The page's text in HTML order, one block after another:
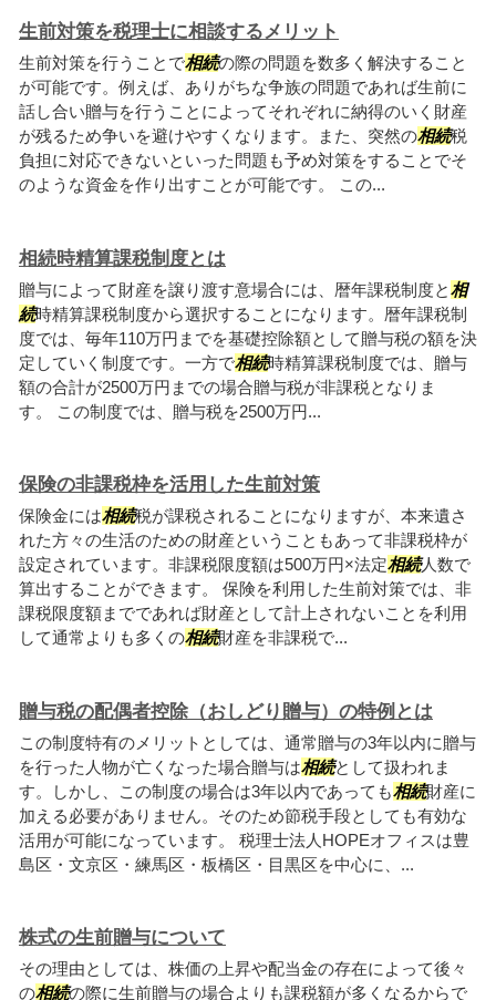
生前対策を税理士に相談するメリット
生前対策を行うことで相続の際の問題を数多く解決すること
が可能です。例えば、ありがちな争族の問題であれば生前に
話し合い贈与を行うことによってそれぞれに納得のいく財産
が残るため争いを避けやすくなります。また、突然の相続税
負担に対応できないといった問題も予め対策をすることでそ
のような資金を作り出すことが可能です。 この...
相続時精算課税制度とは
贈与によって財産を譲り渡す意場合には、暦年課税制度と相
続時精算課税制度から選択することになります。暦年課税制
度では、毎年110万円までを基礎控除額として贈与税の額を決
定していく制度です。一方で相続時精算課税制度では、贈与
額の合計が2500万円までの場合贈与税が非課税となりま
す。 この制度では、贈与税を2500万円...
保険の非課税枠を活用した生前対策
保険金には相続税が課税されることになりますが、本来遺さ
れた方々の生活のための財産ということもあって非課税枠が
設定されています。非課税限度額は500万円×法定相続人数で
算出することができます。 保険を利用した生前対策では、非
課税限度額までであれば財産として計上されないことを利用
して通常よりも多くの相続財産を非課税で...
贈与税の配偶者控除（おしどり贈与）の特例とは
この制度特有のメリットとしては、通常贈与の3年以内に贈与
を行った人物が亡くなった場合贈与は相続として扱われま
す。しかし、この制度の場合は3年以内であっても相続財産に
加える必要がありません。そのため節税手段としても有効な
活用が可能になっています。 税理士法人HOPEオフィスは豊
島区・文京区・練馬区・板橋区・目黒区を中心に、...
株式の生前贈与について
その理由としては、株価の上昇や配当金の存在によって後々
の相続の際に生前贈与の場合よりも課税額が多くなるからで